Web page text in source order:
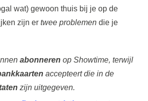
wat) gewoon thuis bij je op de
zijn er twee problemendie je
abonneren op Showtime, terwijl
accepteert die in de
zijn uitgegeven.